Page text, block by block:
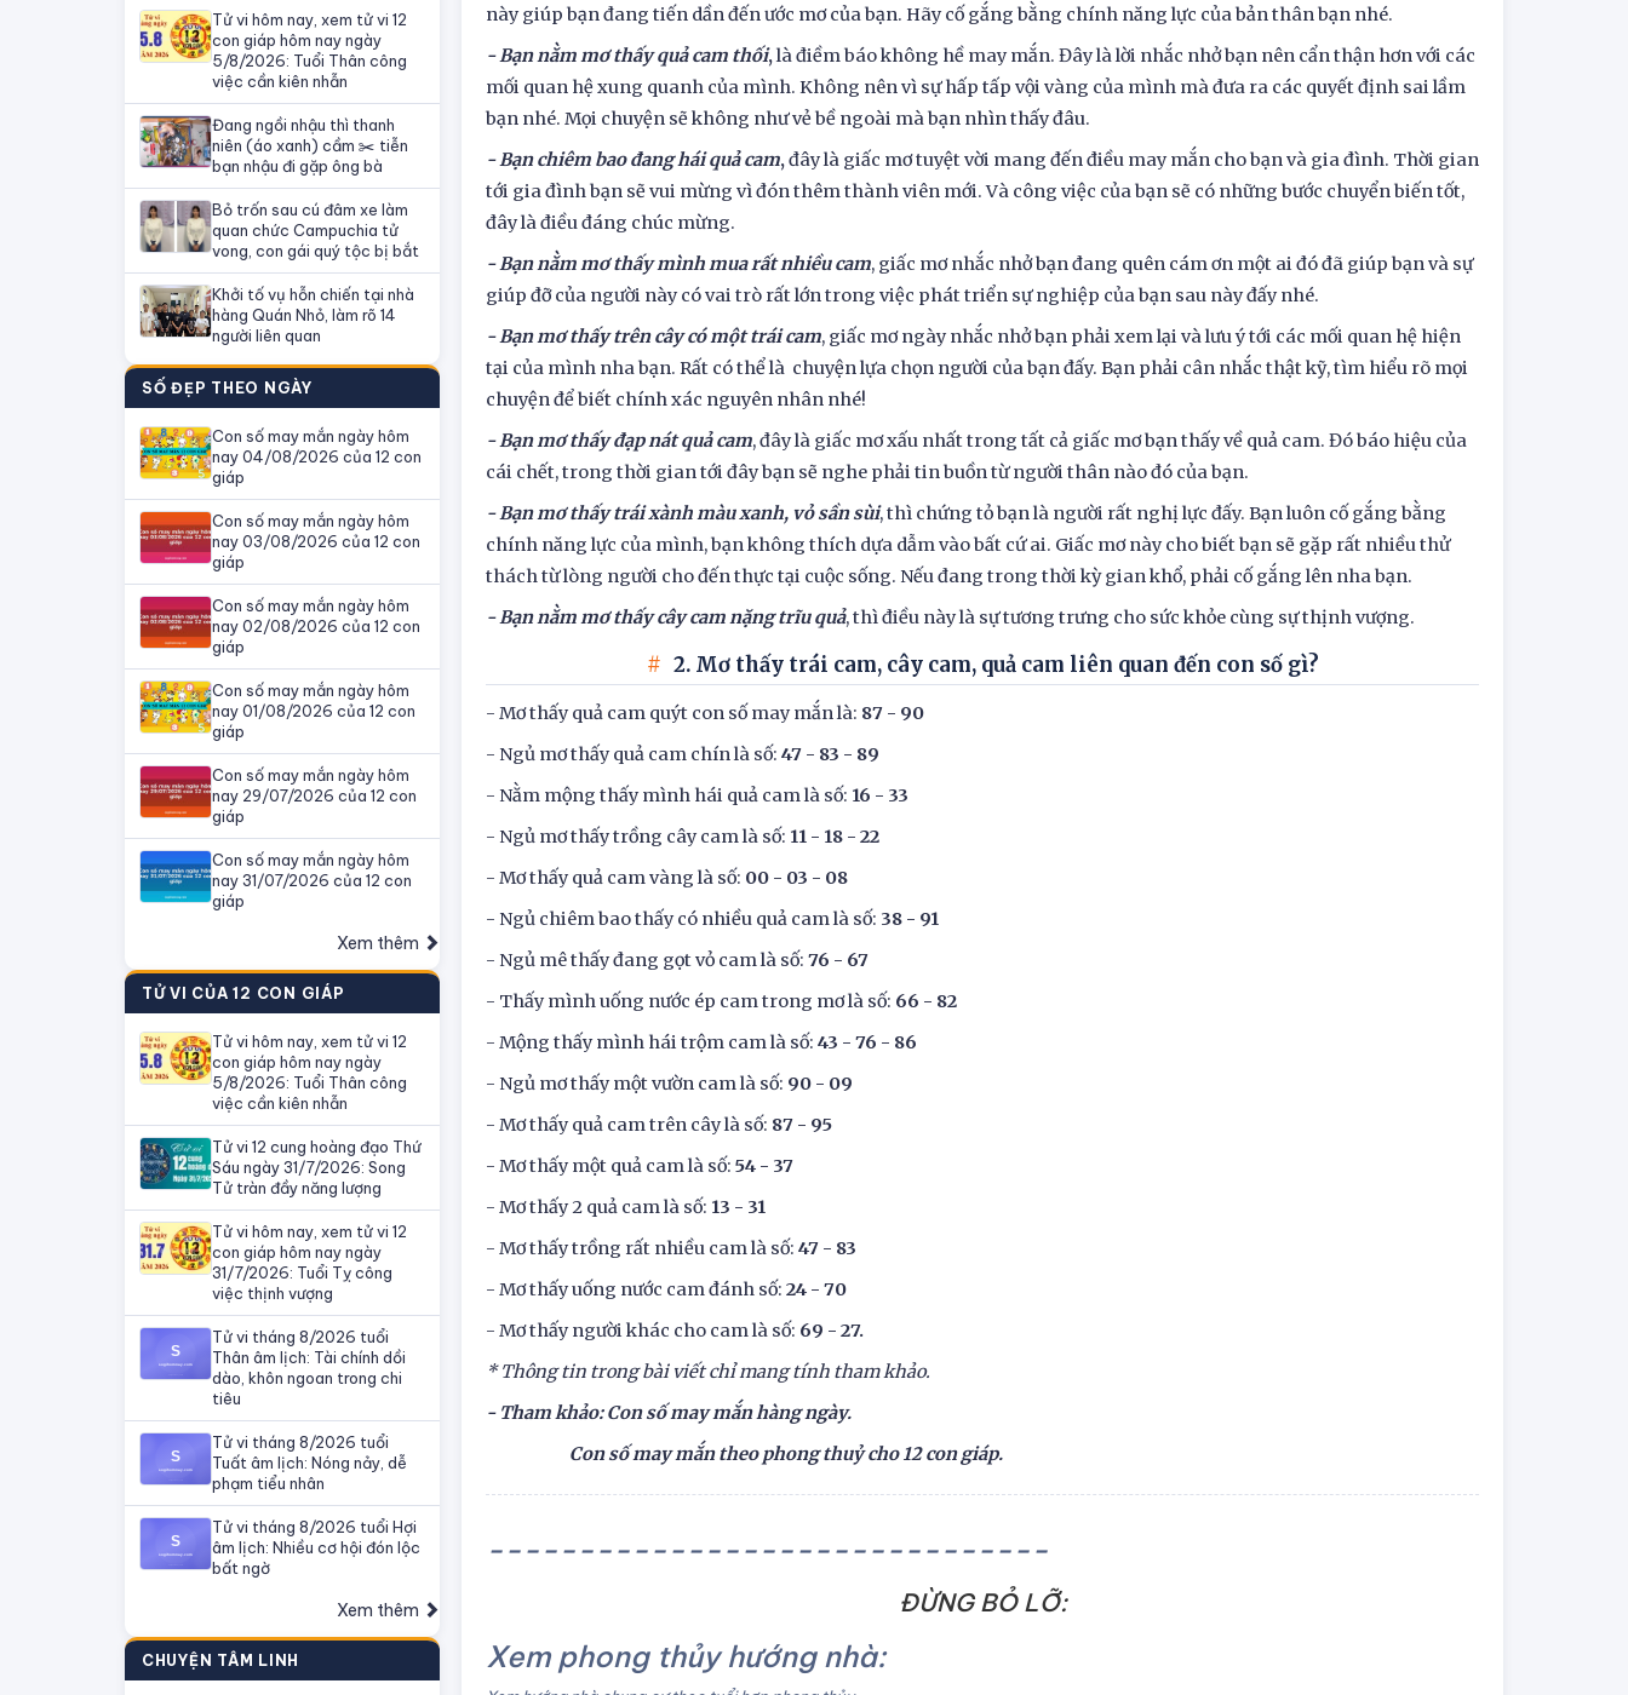
Tử vi hôm nay, xem tử vi 12
con giáp hôm nay ngày
5/8/2026: Tuổi Thân công
việc cần kiên nhẫn
Đang ngồi nhậu thì thanh
niên (áo xanh) cầm ✂️ tiễn
bạn nhậu đi gặp ông bà
Bỏ trốn sau cú đâm xe làm
quan chức Campuchia tử
vong, con gái quý tộc bị bắt
Khởi tố vụ hỗn chiến tại nhà
hàng Quán Nhỏ, làm rõ 14
người liên quan
SỐ ĐẸP THEO NGÀY
Con số may mắn ngày hôm
nay 04/08/2026 của 12 con
giáp
Con số may mắn ngày hôm
nay 03/08/2026 của 12 con
giáp
Con số may mắn ngày hôm
nay 02/08/2026 của 12 con
giáp
Con số may mắn ngày hôm
nay 01/08/2026 của 12 con
giáp
Con số may mắn ngày hôm
nay 29/07/2026 của 12 con
giáp
Con số may mắn ngày hôm
nay 31/07/2026 của 12 con
giáp
Xem thêm
TỬ VI CỦA 12 CON GIÁP
Tử vi hôm nay, xem tử vi 12
con giáp hôm nay ngày
5/8/2026: Tuổi Thân công
việc cần kiên nhẫn
Tử vi 12 cung hoàng đạo Thứ
Sáu ngày 31/7/2026: Song
Tử tràn đầy năng lượng
Tử vi hôm nay, xem tử vi 12
con giáp hôm nay ngày
31/7/2026: Tuổi Tỵ công
việc thịnh vượng
Tử vi tháng 8/2026 tuổi
Thân âm lịch: Tài chính dồi
dào, khôn ngoan trong chi
tiêu
Tử vi tháng 8/2026 tuổi
Tuất âm lịch: Nóng nảy, dễ
phạm tiểu nhân
Tử vi tháng 8/2026 tuổi Hợi
âm lịch: Nhiều cơ hội đón lộc
bất ngờ
Xem thêm
CHUYỆN TÂM LINH
này giúp bạn đang tiến dần đến ước mơ của bạn. Hãy cố gắng bằng chính năng lực của bản thân bạn nhé.
- Bạn nằm mơ thấy quả cam thối,là điềm báo không hề may mắn. Đây là lời nhắc nhở bạn nên cẩn thận hơn với các
mối quan hệ xung quanh của mình. Không nên vì sự hấp tấp vội vàng của mình mà đưa ra các quyết định sai lầm
bạn nhé. Mọi chuyện sẽ không như vẻ bề ngoài mà bạn nhìn thấy đâu.
- Bạn chiêm bao đang hái quả cam,đây là giấc mơ tuyệt vời mang đến điều may mắn cho bạn và gia đình. Thời gian
tới gia đình bạn sẽ vui mừng vì đón thêm thành viên mới. Và công việc của bạn sẽ có những bước chuyển biến tốt,
đây là điều đáng chúc mừng.
- Bạn nằm mơ thấy mình mua rất nhiều cam, giấc mơ nhắc nhở bạn đang quên cám ơn một ai đó đã giúp bạn và sự
giúp đỡ của người này có vai trò rất lớn trong việc phát triển sự nghiệp của bạn sau này đấy nhé.
- Bạn mơ thấy trên cây có một trái cam, giấc mơ ngày nhắc nhở bạn phải xem lại và lưu ý tới các mối quan hệ hiện
tại của mình nha bạn. Rất có thể là chuyện lựa chọn người của bạn đấy. Bạn phải cân nhắc thật kỹ, tìm hiểu rõ mọi
chuyện để biết chính xác nguyên nhân nhé!
- Bạn mơ thấy đạp nát quả cam, đây là giấc mơ xấu nhất trong tất cả giấc mơ bạn thấy về quả cam. Đó báo hiệu của
cái chết, trong thời gian tới đây bạn sẽ nghe phải tin buồn từ người thân nào đó của bạn.
- Bạn mơ thấy trái xành màu xanh, vỏ sần sùi, thì chứng tỏ bạn là người rất nghị lực đấy. Bạn luôn cố gắng bằng
chính năng lực của mình, bạn không thích dựa dẫm vào bất cứ ai. Giấc mơ này cho biết bạn sẽ gặp rất nhiều thử
thách từ lòng người cho đến thực tại cuộc sống. Nếu đang trong thời kỳ gian khổ, phải cố gắng lên nha bạn.
- Bạn nằm mơ thấy cây cam nặng trĩu quả, thì điều này là sự tương trưng cho sức khỏe cùng sự thịnh vượng.
2. Mơ thấy trái cam, cây cam, quả cam liên quan đến con số gì?
- Mơ thấy quả cam quýt con số may mắn là: 87 - 90
- Ngủ mơ thấy quả cam chín là số: 47 - 83 - 89
- Nằm mộng thấy mình hái quả cam là số: 16 - 33
- Ngủ mơ thấy trồng cây cam là số: 11 - 18 - 22
- Mơ thấy quả cam vàng là số: 00 - 03 - 08
- Ngủ chiêm bao thấy có nhiều quả cam là số: 38 - 91
- Ngủ mê thấy đang gọt vỏ cam là số: 76 - 67
- Thấy mình uống nước ép cam trong mơ là số: 66 - 82
- Mộng thấy mình hái trộm cam là số: 43 - 76 - 86
- Ngủ mơ thấy một vườn cam là số: 90 - 09
- Mơ thấy quả cam trên cây là số: 87 - 95
- Mơ thấy một quả cam là số: 54 - 37
- Mơ thấy 2 quả cam là số: 13 - 31
- Mơ thấy trồng rất nhiều cam là số: 47 - 83
- Mơ thấy uống nước cam đánh số: 24 - 70
- Mơ thấy người khác cho cam là số: 69 - 27.
* Thông tin trong bài viết chỉ mang tính tham khảo.
- Tham khảo: Con số may mắn hàng ngày.
Con số may mắn theo phong thuỷ cho 12 con giáp.
-------------------------------
ĐỪNG BỎ LỠ:
Xem phong thủy hướng nhà: